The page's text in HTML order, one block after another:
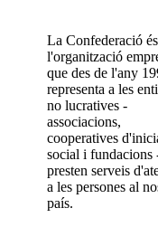
La Confederació és
l'organització
que des de l'any
representa a les
no lucratives -
associacions,
cooperatives
social i fundacions
presten serveis
a les persones al
país.